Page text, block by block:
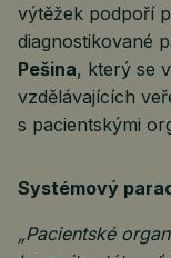
výtěžek podpoří
diagnostikované
Pešina, který se
vzdělávajících
s pacientskými
Systémový
„Pacientské